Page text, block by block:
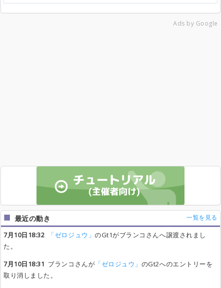
Ads by Google
最近の動き 一覧を見る
7月10日18:32 「ゼロジュウ」のGt1がブランコさんへ譲渡されまし
た。
7月10日18:31 ブランコさんが 「ゼロジュウ」 のGt2へのエントリーを
取り消しました。